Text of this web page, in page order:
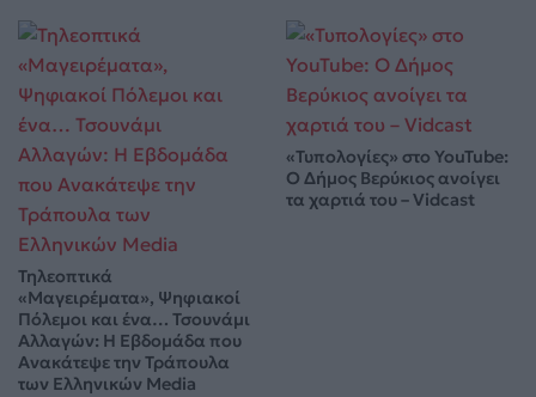
Τηλεοπτικά
«Μαγειρέματα», Ψηφιακοί
Πόλεμοι και ένα… Τσουνάμι
Αλλαγών: Η Εβδομάδα που
Ανακάτεψε την Τράπουλα
των Ελληνικών Media
«Τυπολογίες» στο YouTube:
Ο Δήμος Βερύκιος ανοίγει
τα χαρτιά του – Vidcast